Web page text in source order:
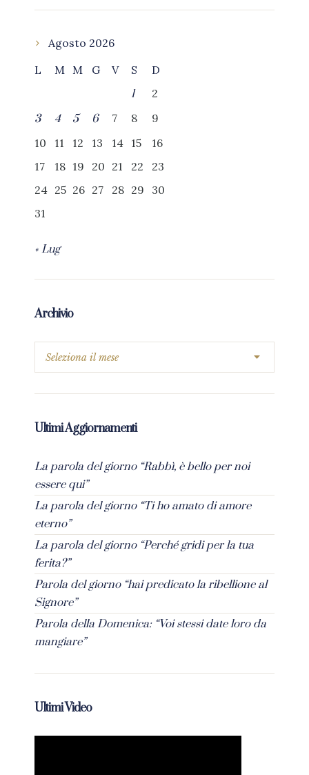
Agosto 2026
L
M M G V S
D
1
2
3
4 5 6 7 8
9
10
11 12 13 14 15
16
17
18 19 20 21 22
23
24 25 26 27 28 29
30
31
« Lug
Archivio
Ultimi Aggiornamenti
La parola del giorno “Rabbì, è bello per noi
essere qui”
La parola del giorno “Ti ho amato di amore
eterno”
La parola del giorno “Perché gridi per la tua
ferita?”
Parola del giorno “hai predicato la ribellione al
Signore”
Parola della Domenica: “Voi stessi date loro da
mangiare”
Ultimi Video